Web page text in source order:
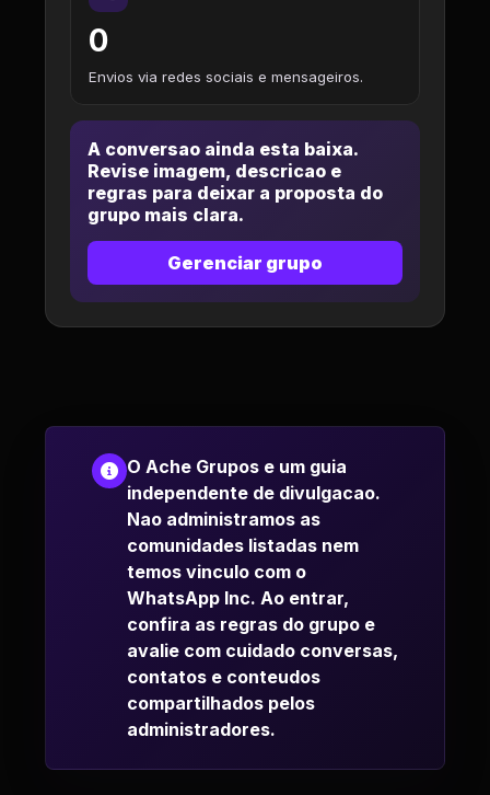
0
Envios via redes sociais e mensageiros.
A conversao ainda esta baixa.
Revise imagem, descricao e
regras para deixar a proposta do
grupo mais clara.
Gerenciar grupo
O Ache Grupos e um guia
independente de divulgacao.
Nao administramos as
comunidades listadas nem
temos vinculo com o
WhatsApp Inc. Ao entrar,
confira as regras do grupo e
avalie com cuidado conversas,
contatos e conteudos
compartilhados pelos
administradores.